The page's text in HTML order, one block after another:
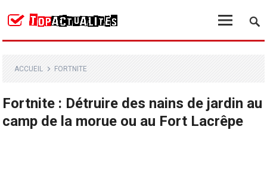
ACCUEIL FORTNITE
Fortnite : Détruire des nains de jardin au
camp de la morue ou au Fort Lacrêpe